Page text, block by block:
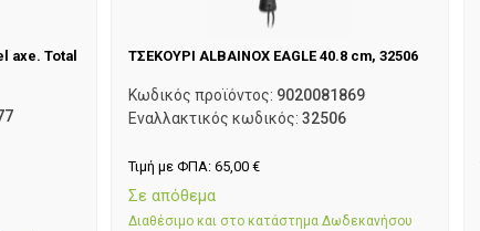
axe. Total
ΤΣΕΚΟΥΡΙ ALBAINOX EAGLE 40.8 cm, 32506
Κωδικός προϊόντος: 9020081869
Εναλλακτικός κωδικός:32506
Τιμή με ΦΠΑ:65,00€
Σε απόθεμα
Διαθέσιμο και στο κατάστημα Δωδεκανήσου